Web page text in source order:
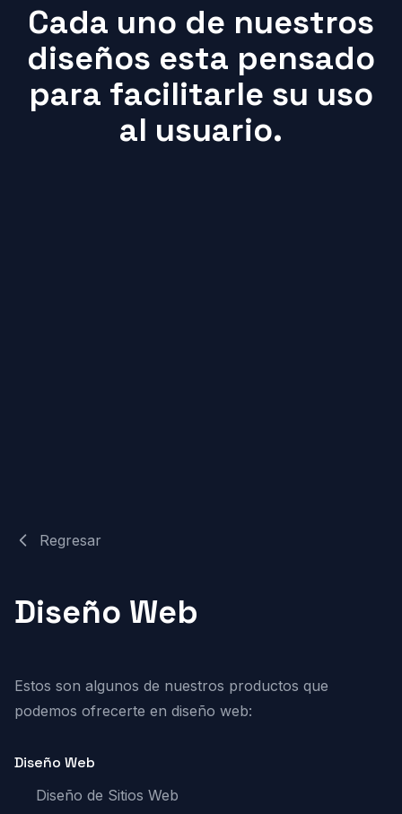
Cada uno de nuestros
diseños esta pensado
para facilitarle su uso
al usuario.
Regresar
Diseño Web
Estos son algunos de nuestros productos que
podemos ofrecerte en diseño web:
Diseño Web
Diseño de Sitios Web